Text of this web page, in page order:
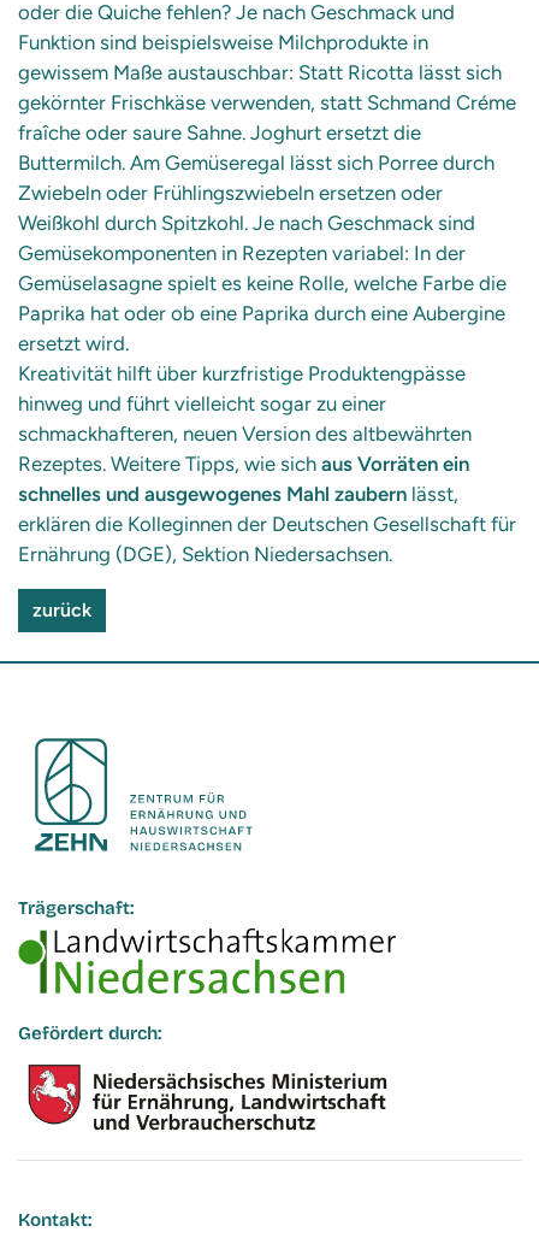
oder die Quiche fehlen? Je nach Geschmack und
Funktion sind beispielsweise Milchprodukte in
gewissem Maße austauschbar: Statt Ricotta lässt sich
gekörnter Frischkäse verwenden, statt Schmand Créme
fraîche oder saure Sahne. Joghurt ersetzt die
Buttermilch. Am Gemüseregal lässt sich Porree durch
Zwiebeln oder Frühlingszwiebeln ersetzen oder
Weißkohl durch Spitzkohl. Je nach Geschmack sind
Gemüsekomponenten in Rezepten variabel: In der
Gemüselasagne spielt es keine Rolle, welche Farbe die
Paprika hat oder ob eine Paprika durch eine Aubergine
ersetzt wird.
Kreativität hilft über kurzfristige Produktengpässe
hinweg und führt vielleicht sogar zu einer
schmackhafteren, neuen Version des altbewährten
Rezeptes. Weitere Tipps, wie sich aus Vorräten ein
schnelles und ausgewogenes Mahl zaubern lässt,
erklären die Kolleginnen der Deutschen Gesellschaft für
Ernährung (DGE), Sektion Niedersachsen.
zurück
Trägerschaft:
Gefördert durch:
Kontakt: